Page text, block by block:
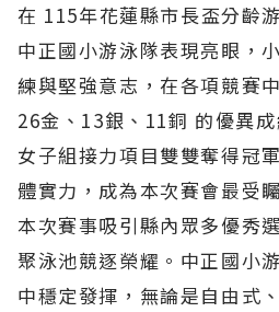
在 115年花蓮縣市長盃分齡
中正國小游泳隊表現亮眼，
練與堅強意志，在各項競賽
26金、13銀、11銅 的優異
女子組接力項目雙雙奪得冠
體實力，成為本次賽會最受
本次賽事吸引縣內眾多優秀
聚泳池競逐榮耀。中正國小
中穩定發揮，無論是自由式